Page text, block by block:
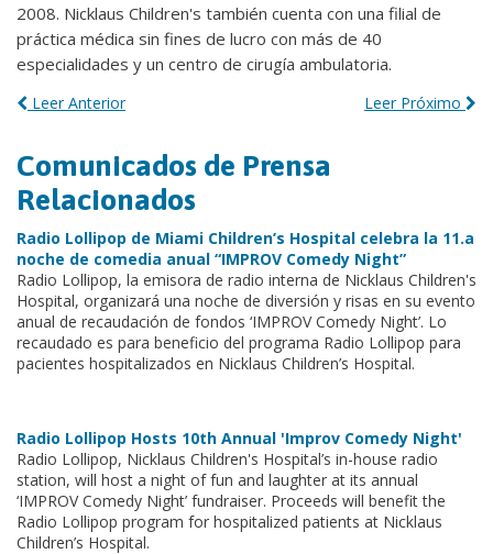
2008. Nicklaus Children's también cuenta con una filial de
práctica médica sin fines de lucro con más de 40
especialidades y un centro de cirugía ambulatoria.
Leer Anterior Leer Próximo
Comunicados de Prensa
Relacionados
Radio Lollipop de Miami Children’s Hospital celebra la 11.a
noche de comedia anual “IMPROV Comedy Night”
Radio Lollipop, la emisora de radio interna de Nicklaus Children's
Hospital, organizará una noche de diversión y risas en su evento
anual de recaudación de fondos ‘IMPROV Comedy Night’. Lo
recaudado es para beneficio del programa Radio Lollipop para
pacientes hospitalizados en Nicklaus Children’s Hospital.
Radio Lollipop Hosts 10th Annual 'Improv Comedy Night'
Radio Lollipop, Nicklaus Children's Hospital’s in-house radio
station, will host a night of fun and laughter at its annual
‘IMPROV Comedy Night’ fundraiser. Proceeds will benefit the
Radio Lollipop program for hospitalized patients at Nicklaus
Children’s Hospital.